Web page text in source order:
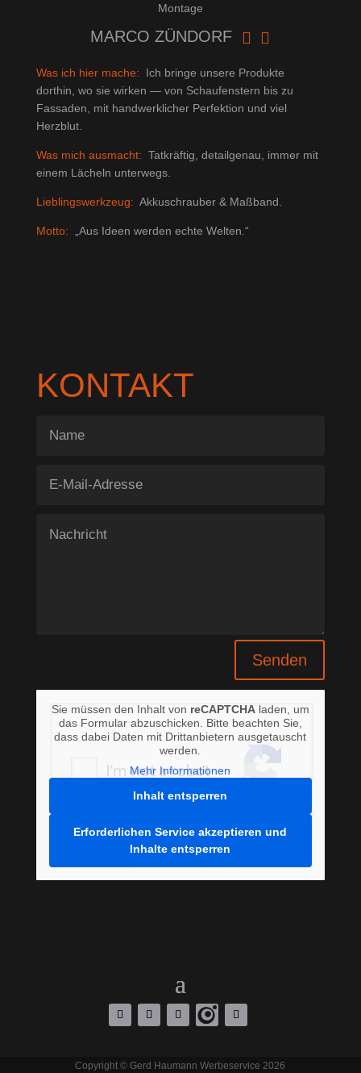
Montage
MARCO ZÜNDORF  
Was ich hier mache:
Ich bringe unsere Produkte
dorthin, wo sie wirken — von Schaufenstern bis zu
Fassaden, mit handwerklicher Perfektion und viel
Herzblut.
Was mich ausmacht: Tatkräftig, detailgenau, immer mit
einem Lächeln unterwegs.
Lieblingswerkzeug: Akkuschrauber & Maßband.
Motto: „Aus Ideen werden echte Welten.“
KONTAKT
Senden
Sie müssen den Inhalt von reCAPTCHAladen, um
das Formular abzuschicken. Bitte beachten Sie,
dass dabei Daten mit Drittanbietern ausgetauscht
werden.
Mehr Informationen
Inhalt entsperren
Erforderlichen Service akzeptieren und
Inhalte entsperren
Copyright © Gerd Haumann Werbeservice 2026